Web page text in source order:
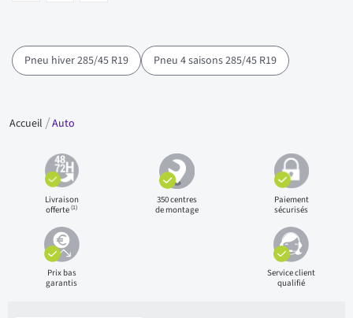
Pneu hiver 285/45 R19 Pneu 4 saisons 285/45 R19
Accueil Auto
Livraison
offerte(1)
350 centres
de montage
Paiement
sécurisés
Prix bas
garantis
Service client
qualifié